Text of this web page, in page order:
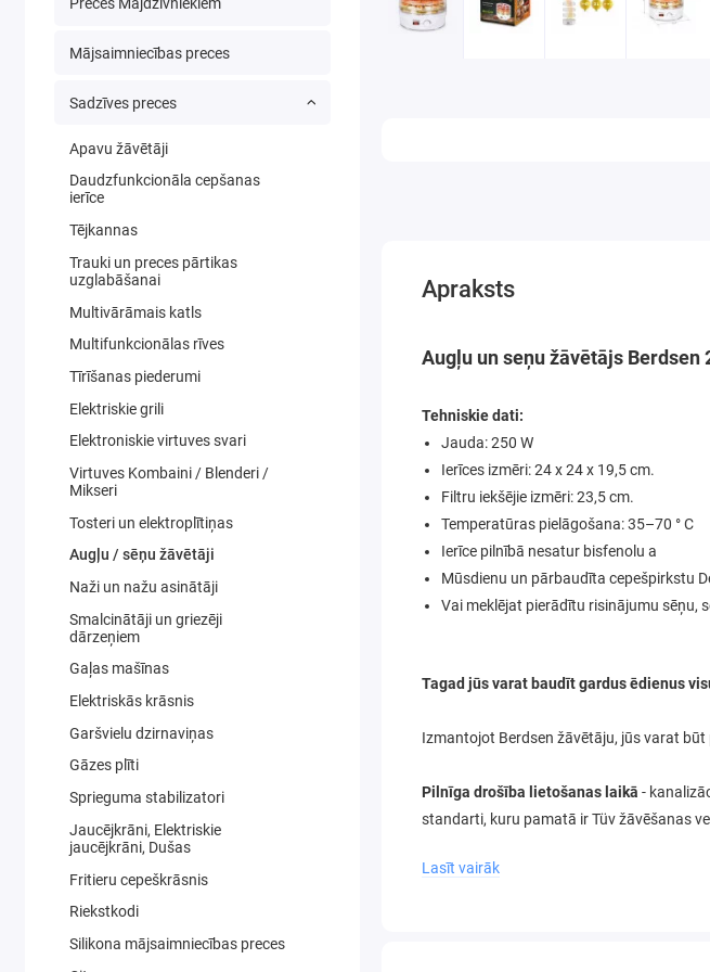
Mājsaimniecības preces
Sadzīves preces
Apavu žāvētāji
Daudzfunkcionāla cepšanas
ierīce
Tējkannas
Trauki un preces pārtikas
uzglabāšanai
Multivārāmais katls
Multifunkcionālas rīves
Tīrīšanas piederumi
Elektriskie grili
Elektroniskie virtuves svari
Virtuves Kombaini / Blenderi /
Mikseri
Tosteri un elektroplītiņas
Augļu / sēņu žāvētāji
Naži un nažu asinātāji
Smalcinātāji un griezēji
dārzeņiem
Gaļas mašīnas
Elektriskās krāsnis
Garšvielu dzirnaviņas
Gāzes plīti
Sprieguma stabilizatori
Jaucējkrāni, Elektriskie
jaucējkrāni, Dušas
Fritieru cepeškrāsnis
Riekstkodi
Silikona mājsaimniecības preces
Apraksts
Augļu un seņu žāvētājs Berdsen
Tehniskie dati:
Jauda: 250 W
Ierīces izmēri: 24 x 24 x 19,5 cm.
Filtru iekšējie izmēri: 23,5 cm.
Temperatūras pielāgošana: 35–70 ° C
Ierīce pilnībā nesatur bisfenolu a
Mūsdienu un pārbaudīta cepešpirkstu
Vai meklējat pierādītu risinājumu sēņu,
Tagad jūs varat baudīt gardus ēdienus
Izmantojot Berdsen žāvētāju, jūs varat
Pilnīga drošība lietošanas laikā -
standarti, kuru pamatā ir Tüv žāvēšanas
Berdsen pārtikas žāvētājs
Lasīt vairāk